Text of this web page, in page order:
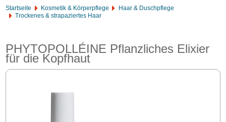
Startseite Kosmetik & Körperpflege
Haar & Duschpflege
Trockenes & strapaziertes Haar
PHYTOPOLLÉINE Pflanzliches Elixier
für die Kopfhaut